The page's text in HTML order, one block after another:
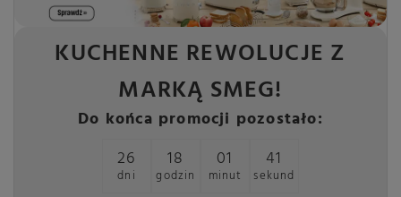
KUCHENNE REWOLUCJE Z
MARKĄ SMEG!
Do końca promocji pozostało:
26
dni
18
godzin
01
minut
41
sekund